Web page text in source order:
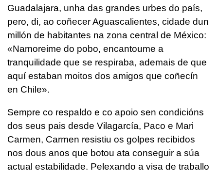
Guadalajara, unha das grandes urbes do país,
pero, di, ao coñecer Aguascalientes, cidade dun
millón de habitantes na zona central de México:
«Namoreime do pobo, encantoume a
tranquilidade que se respiraba, ademais de que
aquí estaban moitos dos amigos que coñecín
en Chile».
Sempre co respaldo e co apoio sen condicións
dos seus pais desde Vilagarcía, Paco e Mari
Carmen, Carmen resistiu os golpes recibidos
nos dous anos que botou ata conseguir a súa
actual estabilidade. Pelexando a visa de traballo